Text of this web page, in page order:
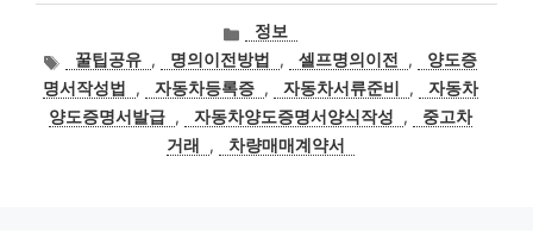
카
테
고
리
정보
태
그
꿀팁공유 , 명의이전방법 , 셀프명의이전 ,
양도증
명서작성법
, 자동차등록증 , 자동차서류준비 ,
자동차
양도증명서발급 , 자동차양도증명서양식작성 ,
중고차
거래
, 차량매매계약서